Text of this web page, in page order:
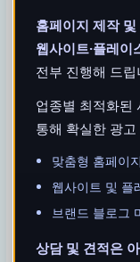
홈페이지 제작 및
웹사이트·플레이
전부 진행해 드립
업종별 최적화된
통해 확실한 광
맞춤형 홈페이
웹사이트 및 플
브랜드 블로그
상담 및 견적은
최소한의 변제
로 신용 회복
작성일 2025-11-
조회 418
몰린 분들에게
소득 범위 안에서최